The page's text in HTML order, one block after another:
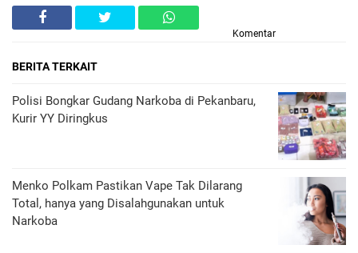
Komentar
BERITA TERKAIT
Polisi Bongkar Gudang Narkoba di Pekanbaru,
Kurir YY Diringkus
Menko Polkam Pastikan Vape Tak Dilarang
Total, hanya yang Disalahgunakan untuk
Narkoba